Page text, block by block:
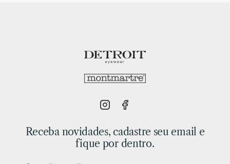
Receba novidades, cadastre seu email e
fique por dentro.